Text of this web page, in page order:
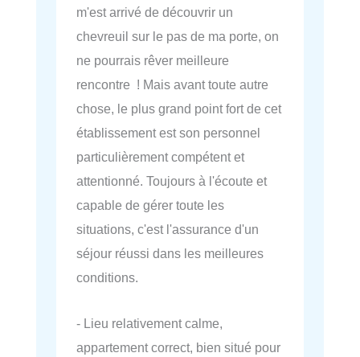
m'est arrivé de découvrir un
chevreuil sur le pas de ma porte, on
ne pourrais rêver meilleure
rencontre ! Mais avant toute autre
chose, le plus grand point fort de cet
établissement est son personnel
particulièrement compétent et
attentionné. Toujours à l'écoute et
capable de gérer toute les
situations, c'est l'assurance d'un
séjour réussi dans les meilleures
conditions.
- Lieu relativement calme,
appartement correct, bien situé pour